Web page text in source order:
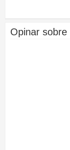
Opinar sobre